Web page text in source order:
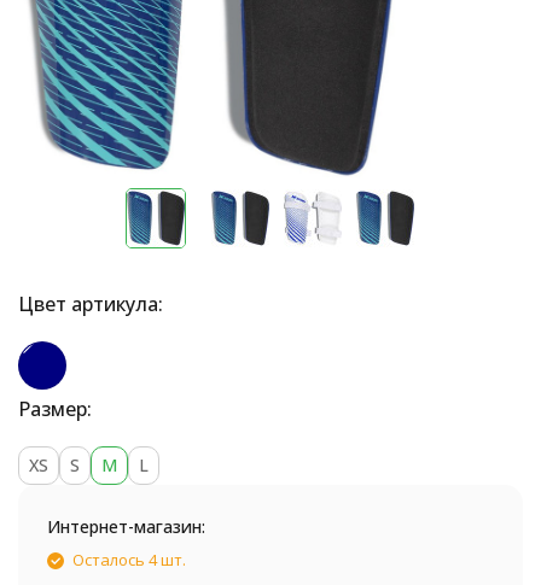
Цвет артикула:
Размер:
XS S M L
Интернет-магазин:
Осталось 4 шт.